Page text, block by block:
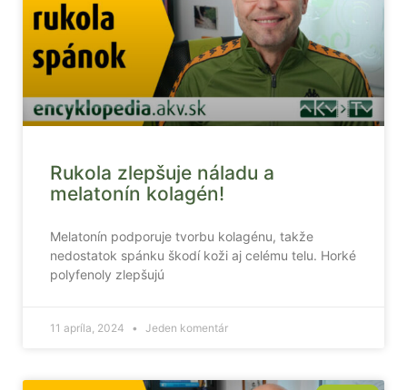
Rukola zlepšuje náladu a
melatonín kolagén!
Melatonín podporuje tvorbu kolagénu, takže
nedostatok spánku škodí koži aj celému telu. Horké
polyfenoly zlepšujú
11 apríla, 2024 Jeden komentár